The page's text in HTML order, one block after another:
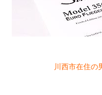
川西市在住の